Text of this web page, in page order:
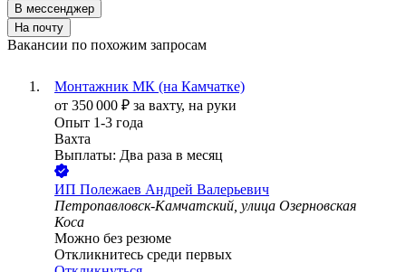
В мессенджер
На почту
Вакансии по похожим запросам
Монтажник МК (на Камчатке)
от 350 000 ₽ за вахту, на руки
Опыт 1-3 года
Вахта
Выплаты: Два раза в месяц
ИП Полежаев Андрей Валерьевич
Петропавловск-Камчатский, улица Озерновская
Коса
Можно без резюме
Откликнитесь среди первых